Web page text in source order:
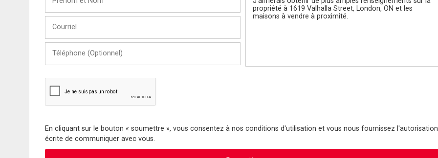
Nom
(Optionnel)
En cliquant sur le bouton « soumettre », vous consentez à nos conditions d'utilisation et vous nous fournissez l'autorisation
écrite de communiquer avec vous.